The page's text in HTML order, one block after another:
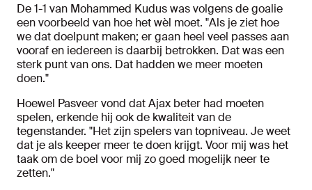
De 1-1 van Mohammed Kudus was volgens de goalie
een voorbeeld van hoe het wèl moet. "Als je ziet hoe
we dat doelpunt maken; er gaan heel veel passes aan
vooraf en iedereen is daarbij betrokken. Dat was een
sterk punt van ons. Dat hadden we meer moeten
doen."
Hoewel Pasveer vond dat Ajax beter had moeten
spelen, erkende hij ook de kwaliteit van de
tegenstander. "Het zijn spelers van topniveau. Je weet
dat je als keeper meer te doen krijgt. Voor mij was het
taak om de boel voor mij zo goed mogelijk neer te
zetten."